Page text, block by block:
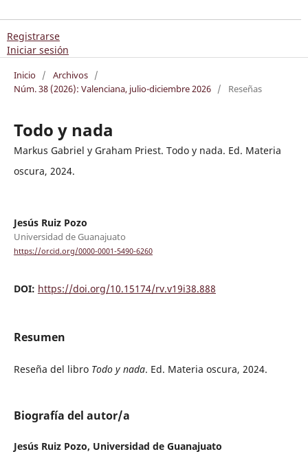
Registrarse
Iniciar sesión
Inicio / Archivos /
Núm. 38 (2026): Valenciana, julio-diciembre 2026 / Reseñas
Todo y nada
Markus Gabriel y Graham Priest. Todo y nada. Ed. Materia
oscura, 2024.
Jesús Ruiz Pozo
Universidad de Guanajuato
https://orcid.org/0000-0001-5490-6260
DOI: https://doi.org/10.15174/rv.v19i38.888
Resumen
Reseña del libro Todo y nada. Ed. Materia oscura, 2024.
Biografía del autor/a
Jesús Ruiz Pozo, Universidad de Guanajuato